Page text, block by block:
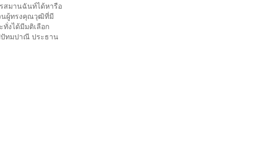
สมานฉันท์ได้หารือ
นผู้ทรงคุณวุฒิที่มี
งได้มีมติเลือก
ทมปาณี ประธาน